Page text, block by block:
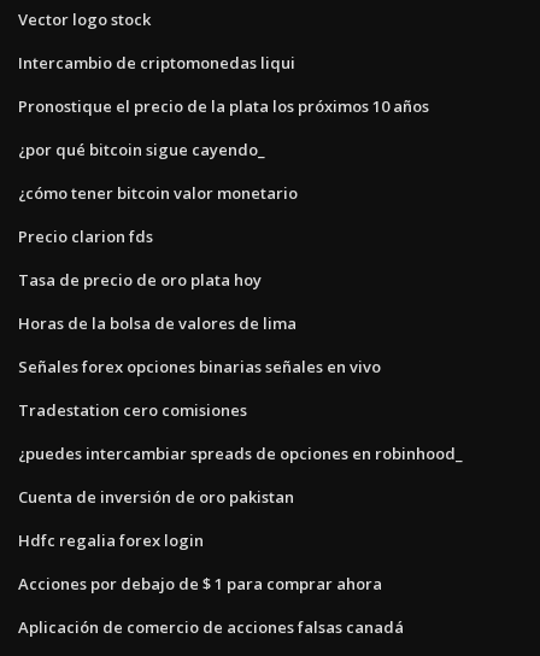
Vector logo stock
Intercambio de criptomonedas liqui
Pronostique el precio de la plata los próximos 10 años
¿por qué bitcoin sigue cayendo_
¿cómo tener bitcoin valor monetario
Precio clarion fds
Tasa de precio de oro plata hoy
Horas de la bolsa de valores de lima
Señales forex opciones binarias señales en vivo
Tradestation cero comisiones
¿puedes intercambiar spreads de opciones en robinhood_
Cuenta de inversión de oro pakistan
Hdfc regalia forex login
Acciones por debajo de $ 1 para comprar ahora
Aplicación de comercio de acciones falsas canadá